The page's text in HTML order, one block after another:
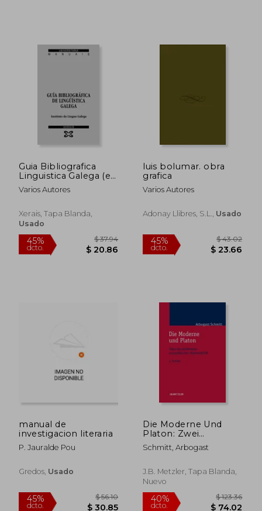
Guia Bibliografica
Linguistica Galega (en
Gallego)
Varios Autores
Xerais, Tapa Blanda,
Usado
luis bolumar. obra
grafica
Varios Autores
Adonay Llibres, S.l., Usado
manual de
investigacion literaria
P. Jauralde Pou
Gredos, Usado
Die Moderne Und
Platon: Zwei
Grundformen
Europäischer
Alemán)
Schmitt, Arbogast
J.B. Metzler, Tapa Blanda,
Nuevo